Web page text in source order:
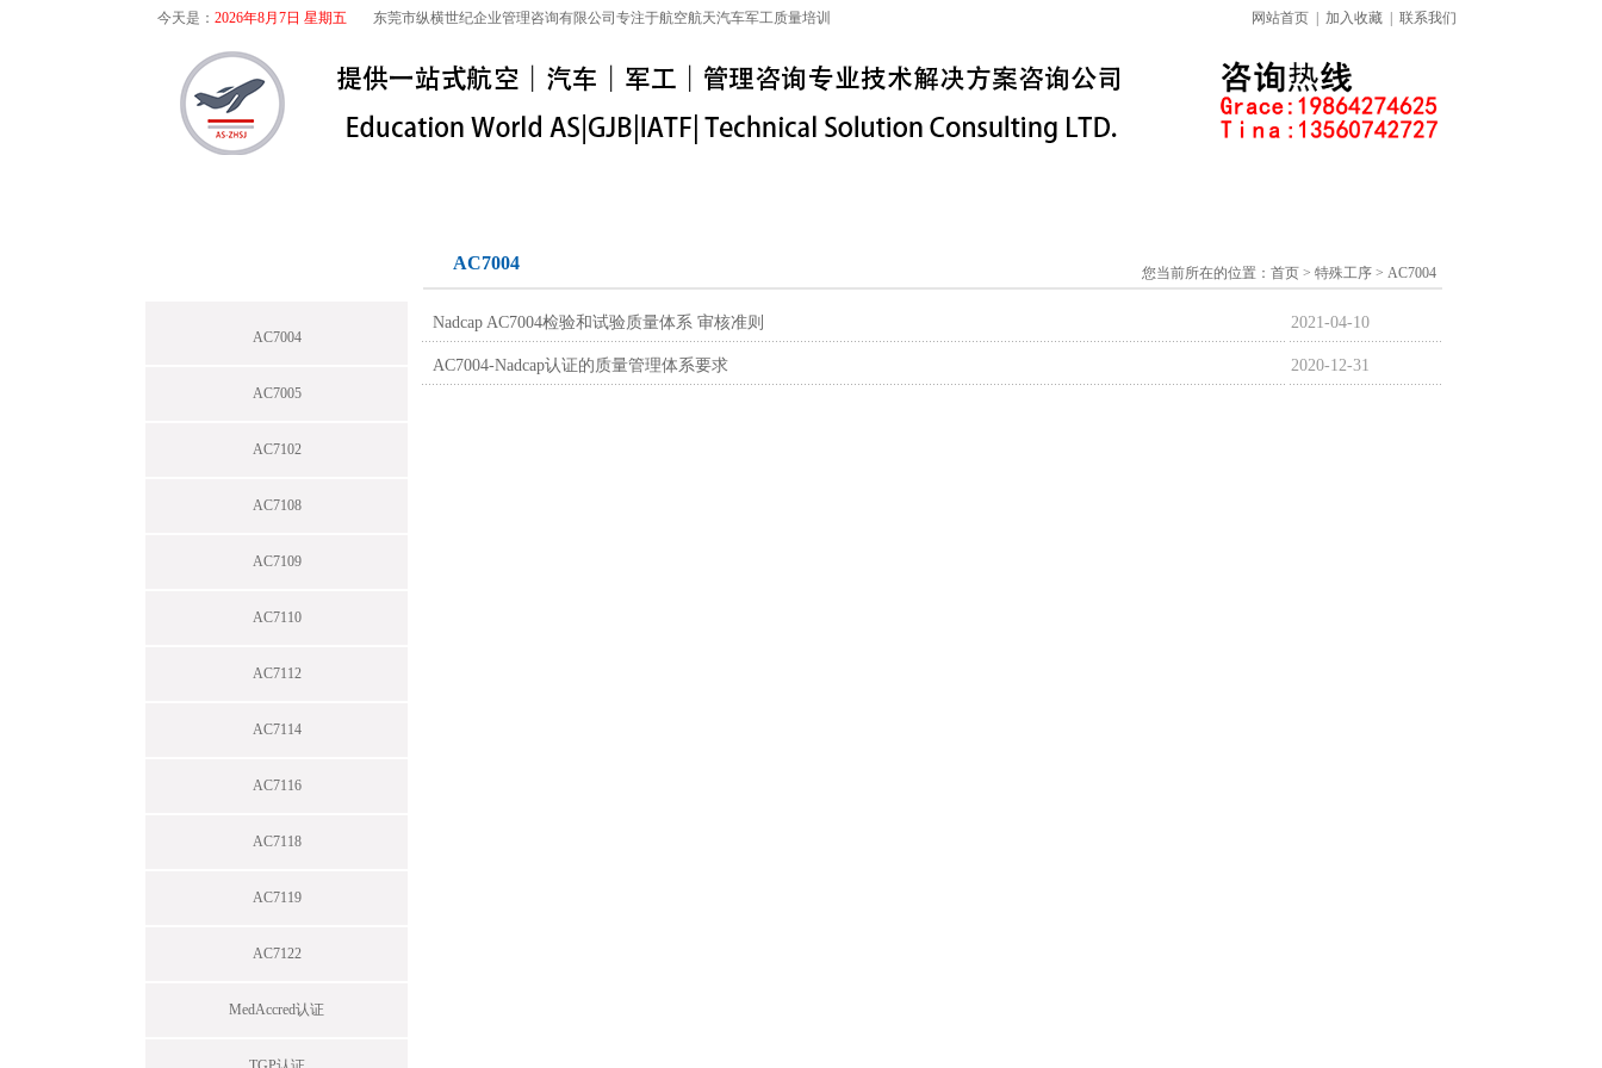
今天是： 2026年8月7日 星期五 东莞市纵横世纪企业管理咨询有限公司专注于航空航天汽车军工质量培训 网站首页 加入收藏 联系我们
AC7004
AC7005
AC7102
AC7108
AC7109
AC7110
AC7112
AC7114
AC7116
AC7118
AC7119
AC7122
MedAccred认证
AC7004 您当前所在的位置： 首页> 特殊工序 > AC7004
Nadcap AC7004检验和试验质量体系 审核准则 2021-04-10
AC7004-Nadcap认证的质量管理体系要求 2020-12-31